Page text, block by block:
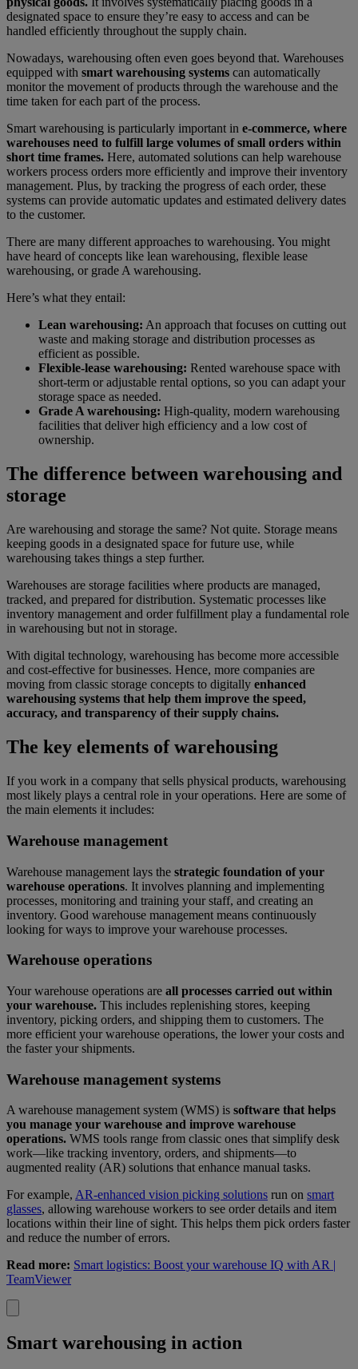
designated space to ensure they’re easy to access and can be
handled efficiently throughout the supply chain.
Nowadays, warehousing often even goes beyond that. Warehouses
equipped with smart warehousing systems can automatically
monitor the movement of products through the warehouse and the
time taken for each part of the process.
Smart warehousing is particularly important in e-commerce, where
warehouses need to fulfill large volumes of small orders within
short time frames. Here, automated solutions can help warehouse
workers process orders more efficiently and improve their inventory
management. Plus, by tracking the progress of each order, these
systems can provide automatic updates and estimated delivery dates
to the customer.
There are many different approaches to warehousing. You might
have heard of concepts like lean warehousing, flexible lease
warehousing, or grade A warehousing.
Here’s what they entail:
Lean warehousing: An approach that focuses on cutting out
waste and making storage and distribution processes as
efficient as possible.
Flexible-lease warehousing: Rented warehouse space with
short-term or adjustable rental options, so you can adapt your
storage space as needed.
Grade A warehousing: High-quality, modern warehousing
facilities that deliver high efficiency and a low cost of
ownership.
The difference between warehousing and
storage
Are warehousing and storage the same? Not quite. Storage means
keeping goods in a designated space for future use, while
warehousing takes things a step further.
Warehouses are storage facilities where products are managed,
tracked, and prepared for distribution. Systematic processes like
inventory management and order fulfillment play a fundamental role
in warehousing but not in storage.
With digital technology, warehousing has become more accessible
and cost-effective for businesses. Hence, more companies are
moving from classic storage concepts to digitally enhanced
warehousing systems that help them improve the speed,
accuracy, and transparency of their supply chains.
The key elements of warehousing
If you work in a company that sells physical products, warehousing
most likely plays a central role in your operations. Here are some of
the main elements it includes:
Warehouse management
Warehouse management lays the strategic foundation of your
warehouse operations. It involves planning and implementing
processes, monitoring and training your staff, and creating an
inventory. Good warehouse management means continuously
looking for ways to improve your warehouse processes.
Warehouse operations
Your warehouse operations are all processes carried out within
your warehouse. This includes replenishing stores, keeping
inventory, picking orders, and shipping them to customers. The
more efficient your warehouse operations, the lower your costs and
the faster your shipments.
Warehouse management systems
A warehouse management system (WMS) is software that helps
you manage your warehouse and improve warehouse
operations. WMS tools range from classic ones that simplify desk
work—like tracking inventory, orders, and shipments—to
augmented reality (AR) solutions that enhance manual tasks.
For example, AR-enhanced vision picking solutions run on smart
glasses, allowing warehouse workers to see order details and item
locations within their line of sight. This helps them pick orders faster
and reduce the number of errors.
Read more: Smart logistics: Boost your warehouse IQ with AR |
TeamViewer
Smart warehousing in action